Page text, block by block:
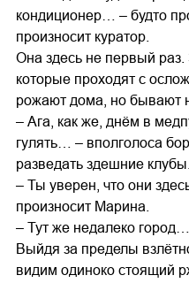
кондиционер… – будто
произносит куратор.
Она здесь не первый
которые проходят с
рожают дома, но бывают
– Ага, как же, днём в
гулять… – вполголоса
разведать здешние клубы.
– Ты уверен, что они
произносит Марина.
– Тут же недалеко город…
Выйдя за пределы
видим одиноко стоящий